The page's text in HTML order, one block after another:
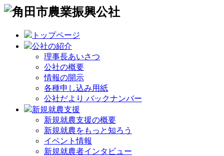
トップページ
公社の紹介
理事長あいさつ
公社の概要
情報の開示
各種申し込み用紙
公社だより バックナンバー
新規就農支援
新規就農支援の概要
新規就農をもっと知ろう
イベント情報
新規就農者インタビュー